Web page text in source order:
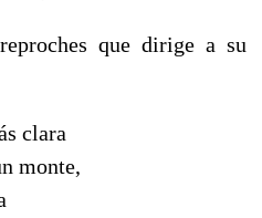
que dirige a su
clara
monte,